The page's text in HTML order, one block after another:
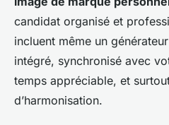
candidat organisé et
incluent même un
intégré, synchronisé avec
temps appréciable, et
d’harmonisation.